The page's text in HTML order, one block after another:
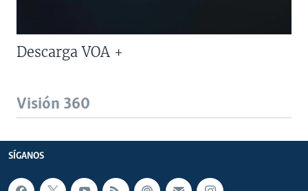
Descarga VOA +
Visión 360
SÍGANOS